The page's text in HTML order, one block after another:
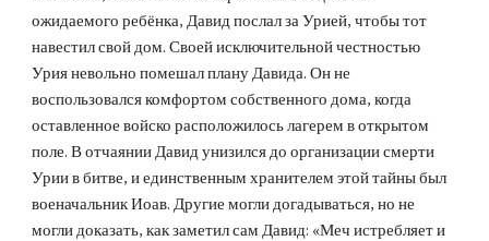
ожидаемого ребёнка, Давид послал за Урией, чтобы тот
навестил свой дом. Своей исключительной честностью
Урия невольно помешал плану Давида. Он не
воспользовался комфортом собственного дома, когда
оставленное войско расположилось лагерем в открытом
поле. В отчаянии Давид унизился до организации смерти
Урии в битве, и единственным хранителем этой тайны был
военачальник Иоав. Другие могли догадываться, но не
могли доказать, как заметил сам Давид: «Меч истребляет и